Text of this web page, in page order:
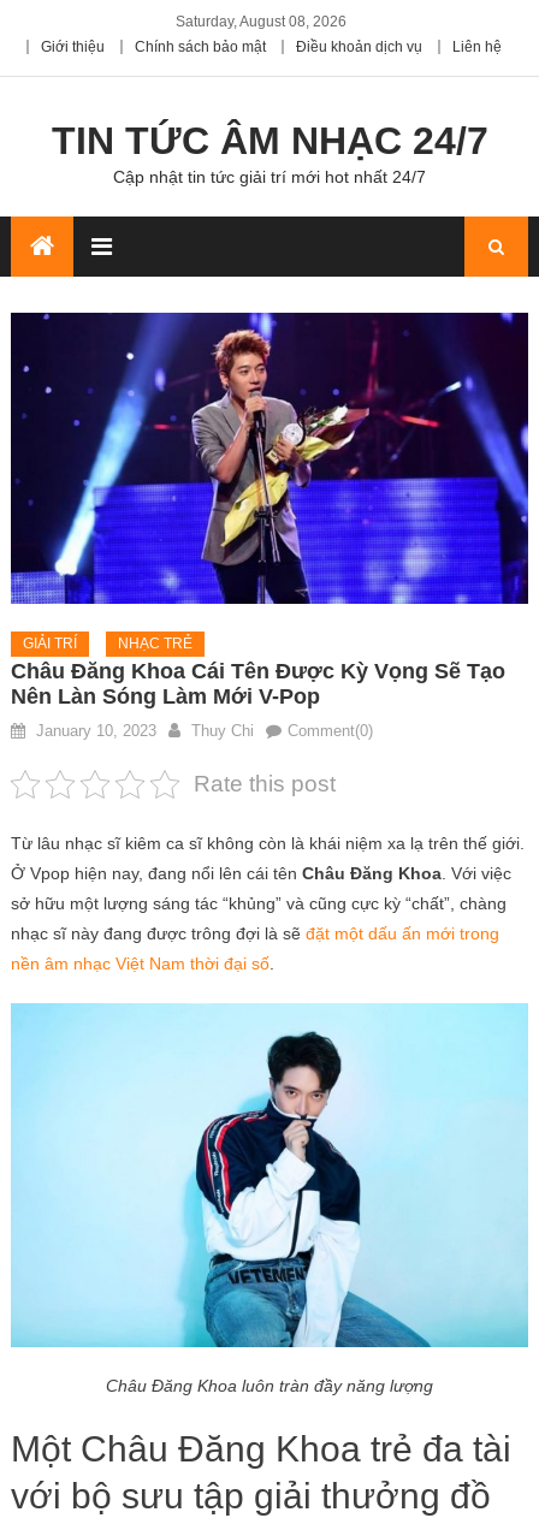
Saturday, August 08, 2026
Giới thiệu
Chính sách bảo mật Điều khoản dịch vụ Liên hệ
TIN TỨC ÂM NHẠC 24/7
Cập nhật tin tức giải trí mới hot nhất 24/7
GIẢI TRÍ NHẠC TRẺ
Châu Đăng Khoa Cái Tên Được Kỳ Vọng Sẽ Tạo
Nên Làn Sóng Làm Mới V-Pop
January 10, 2023 Thuy Chi Comment(0)
Rate this post
Từ lâu nhạc sĩ kiêm ca sĩ không còn là khái niệm xa lạ trên thế giới.
Ở Vpop hiện nay, đang nổi lên cái tên Châu Đăng Khoa. Với việc
sở hữu một lượng sáng tác “khủng” và cũng cực kỳ “chất”, chàng
nhạc sĩ này đang được trông đợi là sẽ đặt một dấu ấn mới trong
nền âm nhạc Việt Nam thời đại số.
Châu Đăng Khoa luôn tràn đầy năng lượng
Một Châu Đăng Khoa trẻ đa tài
với bộ sưu tập giải thưởng đồ